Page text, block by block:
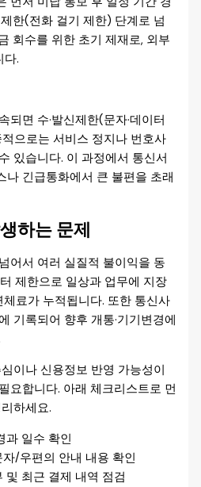
한(전화 걸기 제한) 단계로 넘
회수를 위한 초기 제재로, 외부
다.
되면 수·발신제한(문자·데이터
으로는 서비스 정지나 번호사
있습니다. 이 과정에서 통신서
나 긴급통화에서 큰 불편을 초래
하는 문제
어서 여러 실질적 불이익을 동
제한으로 일상과 업무에 지장
료가 누적됩니다. 또한 통신사
기록되어 향후 개통·기기변경에
이나 신용정보 반영 가능성이
요합니다. 아래 체크리스트로 먼
하세요.
과 일수 확인
/우편의 안내 내용 확인
및 최근 결제 내역 점검